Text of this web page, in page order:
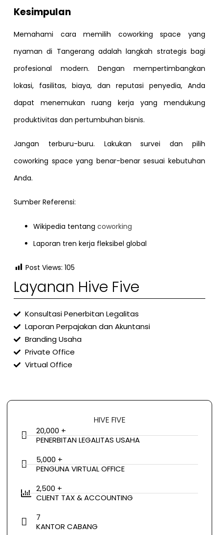
Kesimpulan
Memahami cara memilih coworking space yang
nyaman di Tangerang adalah langkah strategis bagi
profesional modern. Dengan mempertimbangkan
lokasi, fasilitas, biaya, dan reputasi penyedia, Anda
dapat menemukan ruang kerja yang mendukung
produktivitas dan pertumbuhan bisnis.
Jangan terburu-buru. Lakukan survei dan pilih
coworking space yang benar-benar sesuai kebutuhan
Anda.
Sumber Referensi:
Wikipedia tentang coworking
Laporan tren kerja fleksibel global
Post Views: 105
Layanan Hive Five
Konsultasi Penerbitan Legalitas
Laporan Perpajakan dan Akuntansi
Branding Usaha
Private Office
Virtual Office
HIVE FIVE
20,000 +
PENERBITAN LEGALITAS USAHA
5,000 +
PENGUNA VIRTUAL OFFICE
2,500 +
CLIENT TAX & ACCOUNTING
7
KANTOR CABANG